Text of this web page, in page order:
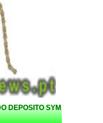
DEPOSITO SYM